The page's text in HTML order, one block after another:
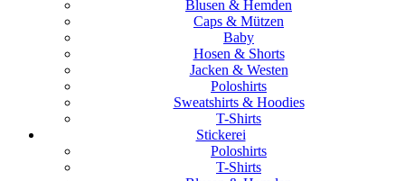
Blusen & Hemden
Caps & Mützen
Baby
Hosen & Shorts
Jacken & Westen
Poloshirts
Sweatshirts & Hoodies
T-Shirts
Stickerei
Poloshirts
T-Shirts